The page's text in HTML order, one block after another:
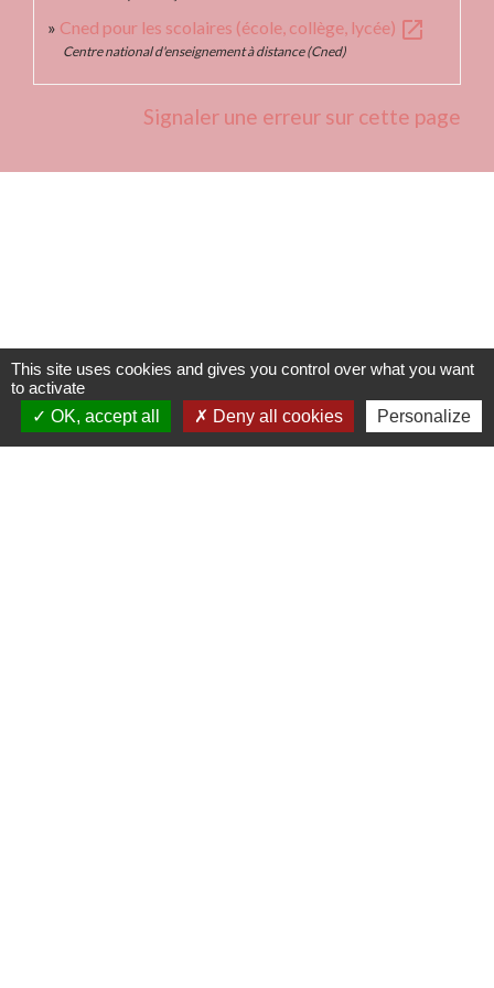
Cned pour les scolaires (école, collège, lycée) open_in_new
Centre national d'enseignement à distance (Cned)
Signaler une erreur sur cette page
69820 Fleurie - FRANCE
+33 4 74 04 10 44
info@fleurie.org
This site uses cookies and gives you control over what you want
to activate
OK, accept all
Deny all cookies Personalize